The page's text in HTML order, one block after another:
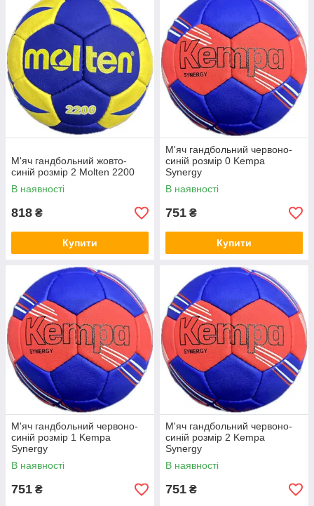
М'яч гандбольний жовто-
синій розмір 2 Molten 2200
В наявності
818 ₴
Купити
М'яч гандбольний червоно-
синій розмір 0 Kempa
Synergy
В наявності
751 ₴
Купити
М'яч гандбольний червоно-
синій розмір 1 Kempa
Synergy
В наявності
751 ₴
М'яч гандбольний червоно-
синій розмір 2 Kempa
Synergy
В наявності
751 ₴